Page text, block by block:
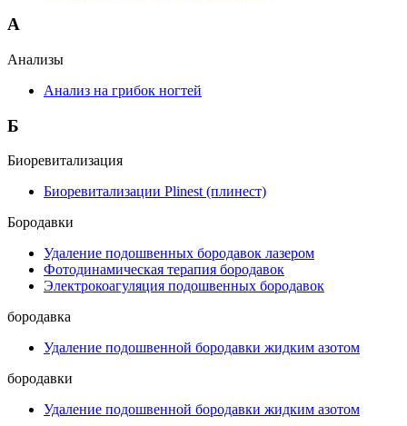
А
Анализы
Анализ на грибок ногтей
Б
Биоревитализация
Биоревитализации Plinest (плинест)
Бородавки
Удаление подошвенных бородавок лазером
Фотодинамическая терапия бородавок
Электрокоагуляция подошвенных бородавок
бородавка
Удаление подошвенной бородавки жидким азотом
бородавки
Удаление подошвенной бородавки жидким азотом